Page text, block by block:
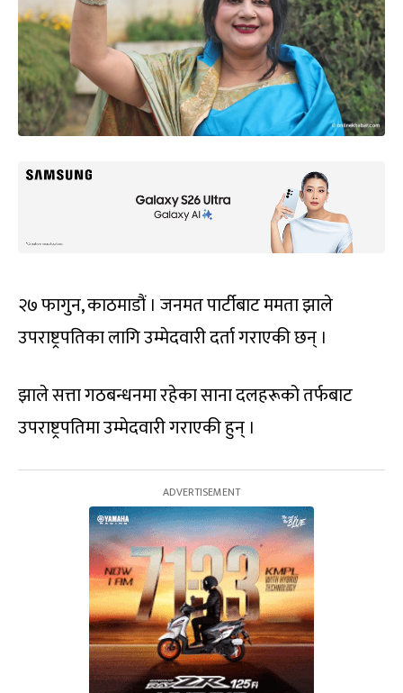
२७ फागुन, काठमाडौं । जनमत पार्टीबाट ममता झाले
उपराष्ट्रपतिका लागि उम्मेदवारी दर्ता गराएकी छन् ।
झाले सत्ता गठबन्धनमा रहेका साना दलहरूको तर्फबाट
उपराष्ट्रपतिमा उम्मेदवारी गराएकी हुन् ।